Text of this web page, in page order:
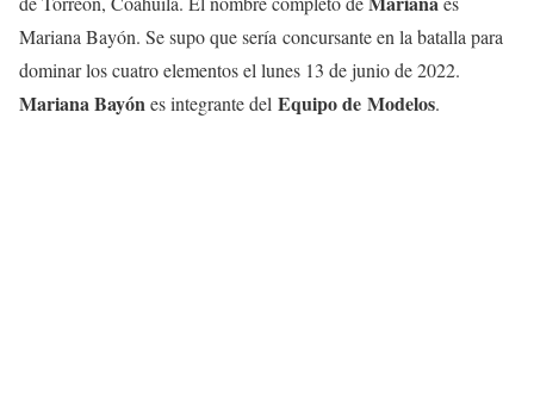
Mariana Bayón. Se supo que sería concursante en la batalla para
dominar los cuatro elementos el lunes 13 de junio de 2022.
Mariana Bayónes integrante del Equipo de Modelos.